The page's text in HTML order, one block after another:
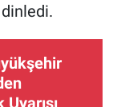
Uyarısı